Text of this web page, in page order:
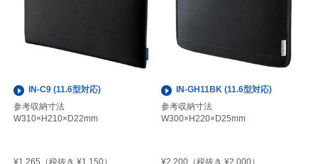
IN-C9 (11.6型対応)
参考収納寸法
W310×H210×D22mm
¥1,265 （税抜き ¥1,150）
IN-GH11BK (11.6型対応)
参考収納寸法
W300×H220×D25mm
¥2,200 （税抜き ¥2,000）